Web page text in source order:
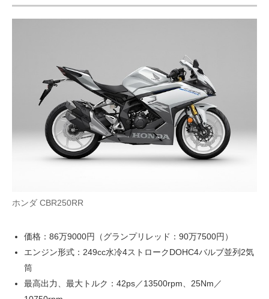
ホンダ CBR250RR
価格：86万9000円（グランプリレッド：90万7500円）
エンジン形式：249cc水冷4ストロークDOHC4バルブ並列2気
筒
最高出力、最大トルク：42ps／13500rpm、25Nm／